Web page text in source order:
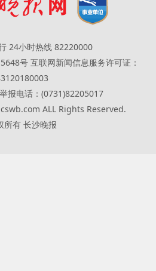
24小时热线 82220000
号 互联网新闻信息服务许可证：
报电话：(0731)82205017
ALL Rights Reserved.
所有 长沙晚报